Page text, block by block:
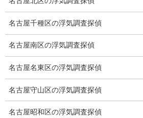
GPS検索調査
GPS調査
名古屋千種区の浮気調査探偵
名古屋南区の浮気調査探偵
名古屋名東区の浮気調査探偵
名古屋守山区の浮気調査探偵
名古屋昭和区の浮気調査探偵